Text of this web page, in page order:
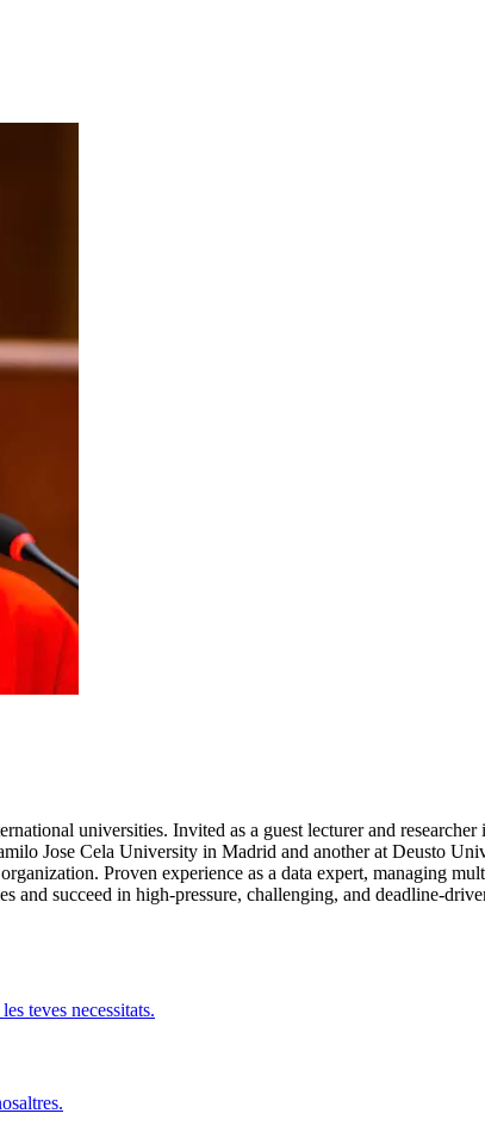
universities. Invited as a guest lecturer and
Jose Cela University in Madrid and another at Deusto
Proven experience as a data expert, managing
and succeed in high-pressure, challenging, and deadline-
teves necessitats.